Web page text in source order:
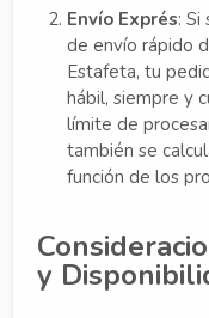
Envío Exprés: Si
de envío rápido
Estafeta, tu
hábil, siempre y
límite de
también se
función de los
y